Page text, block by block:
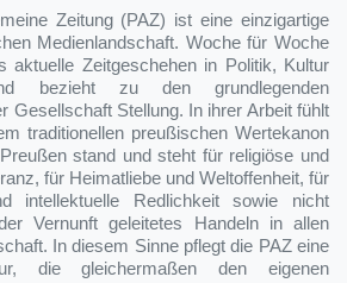
Zeitung (PAZ) ist eine einzigartige
Medienlandschaft. Woche für Woche
aktuelle Zeitgeschehen in Politik, Kultur
bezieht zu den grundlegenden
Gesellschaft Stellung. In ihrer Arbeit fühlt
traditionellen preußischen Wertekanon
stand und steht für religiöse und
für Heimatliebe und Weltoffenheit, für
intellektuelle Redlichkeit sowie nicht
Vernunft geleitetes Handeln in allen
In diesem Sinne pflegt die PAZ eine
die gleichermaßen den eigenen